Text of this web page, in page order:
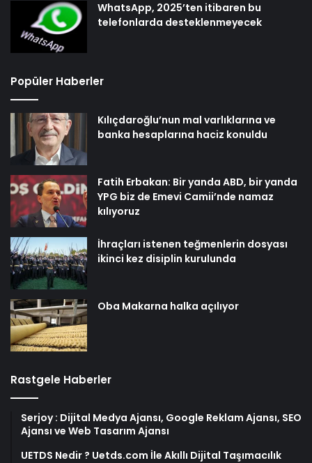
WhatsApp, 2025’ten itibaren bu
telefonlarda desteklenmeyecek
Popüler Haberler
Kılıçdaroğlu’nun mal varlıklarına ve
banka hesaplarına haciz konuldu
Fatih Erbakan: Bir yanda ABD, bir yanda
YPG biz de Emevi Camii’nde namaz
kılıyoruz
İhraçları istenen teğmenlerin dosyası
ikinci kez disiplin kurulunda
Oba Makarna halka açılıyor
Rastgele Haberler
Serjoy : Dijital Medya Ajansı, Google Reklam Ajansı, SEO
Ajansı ve Web Tasarım Ajansı
UETDS Nedir ? Uetds.com İle Akıllı Dijital Taşımacılık